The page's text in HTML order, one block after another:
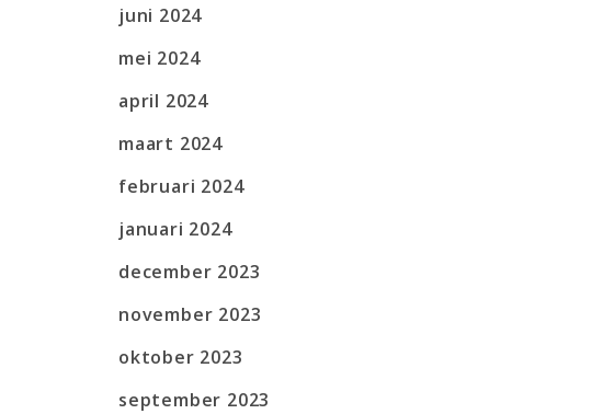
juni 2024
mei 2024
april 2024
maart 2024
februari 2024
januari 2024
december 2023
november 2023
oktober 2023
september 2023